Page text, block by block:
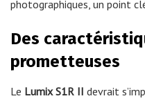
photographiques, un point
Des
prometteuses
Le Lumix S1R II devrait